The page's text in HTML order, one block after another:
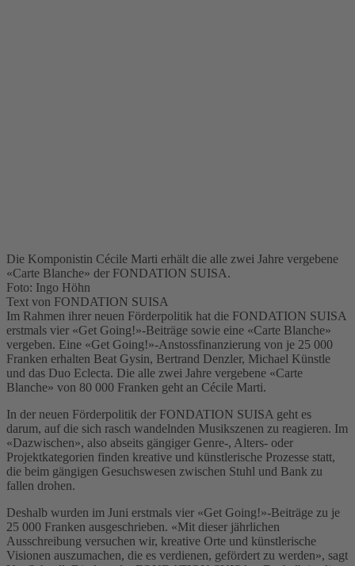
Die Komponistin Cécile Marti erhält die alle zwei Jahre vergebene
«Carte Blanche» der FONDATION SUISA.
Foto: Ingo Höhn
Text von FONDATION SUISA
Im Rahmen ihrer neuen Förderpolitik hat die FONDATION SUISA
erstmals vier «Get Going!»-Beiträge sowie eine «Carte Blanche»
vergeben. Eine «Get Going!»-Anstossfinanzierung von je 25 000
Franken erhalten Beat Gysin, Bertrand Denzler, Michael Künstle
und das Duo Eclecta. Die alle zwei Jahre vergebene «Carte
Blanche» von 80 000 Franken geht an Cécile Marti.
In der neuen Förderpolitik der FONDATION SUISA geht es
darum, auf die sich rasch wandelnden Musikszenen zu reagieren. Im
«Dazwischen», also abseits gängiger Genre-, Alters- oder
Projektkategorien finden kreative und künstlerische Prozesse statt,
die beim gängigen Gesuchswesen zwischen Stuhl und Bank zu
fallen drohen.
Deshalb wurden im Juni erstmals vier «Get Going!»-Beiträge zu je
25 000 Franken ausgeschrieben. «Mit dieser jährlichen
Ausschreibung versuchen wir, kreative Orte und künstlerische
Visionen auszumachen, die es verdienen, gefördert zu werden», sagt